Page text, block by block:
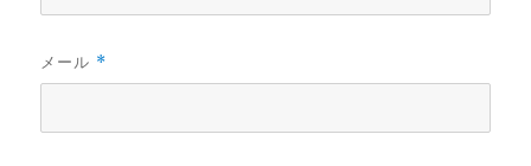
メール *